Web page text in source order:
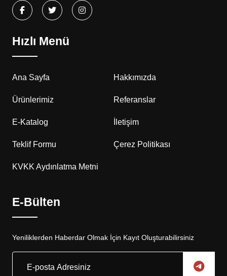
Hızlı Menü
Ana Sayfa Hakkımızda
Ürünlerimiz Referanslar
E-Katalog İletişim
Teklif Formu Çerez Politikası
KVKK Aydınlatma Metni
E-Bülten
Yeniliklerden Haberdar Olmak İçin Kayıt Oluşturabilirsiniz